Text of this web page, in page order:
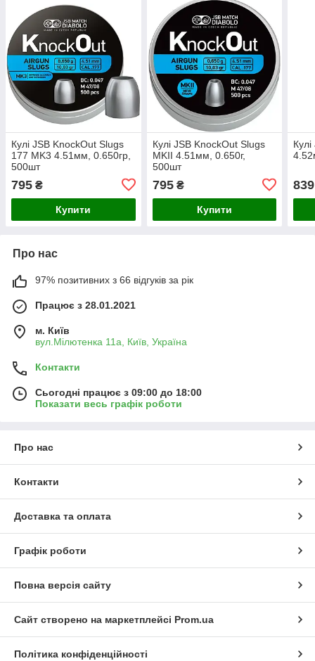
Кулі JSB KnockOut Slugs
177 MK3 4.51мм, 0.650гр,
500шт
795 ₴
Купити
Кулі JSB KnockOut Slugs
MKII 4.51мм, 0.650г,
500шт
795₴
Купити
839
Про нас
97% позитивних з 66 відгуків за рік
Працює з 28.01.2021
м. Київ
вул.Мілютенка 11а, Київ, Україна
Контакти
Сьогодні працює з 09:00 до 18:00
Показати весь графік роботи
Про нас
Контакти
Доставка та оплата
Графік роботи
Повна версія сайту
Сайт створено на маркетплейсі Prom.ua
Політика конфіденційності